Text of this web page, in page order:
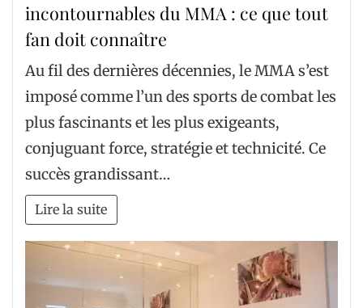
incontournables du MMA : ce que tout
fan doit connaître
Au fil des dernières décennies, le MMA s’est
imposé comme l’un des sports de combat les
plus fascinants et les plus exigeants,
conjuguant force, stratégie et technicité. Ce
succès grandissant…
Lire la suite